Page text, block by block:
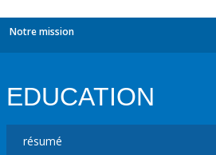
Notre mission
EDUCATION